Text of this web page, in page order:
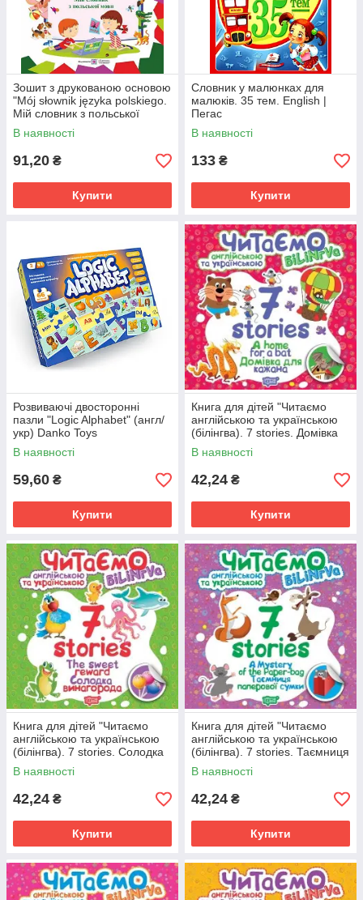
Зошит з друкованою основою
"Mój słownik języka polskiego.
Мій словник з польської
мови" (1-4 класи)
В наявності
91,20 ₴
Купити
Словник у малюнках для
малюків. 35 тем. English |
Пегас
В наявності
133 ₴
Купити
Розвиваючі двосторонні
пазли "Logic Alphabet" (англ/
укр) Danko Toys
В наявності
59,60 ₴
Купити
Книга для дітей "Читаємо
англійською та українською
(білінгва). 7 stories. Домівка
для кажана" | Торсінг
В наявності
42,24 ₴
Купити
Книга для дітей "Читаємо
англійською та українською
(білінгва). 7 stories. Солодка
винагорода" | Торсінг
В наявності
42,24 ₴
Купити
Книга для дітей "Читаємо
англійською та українською
(білінгва). 7 stories. Таємниця
паперової сумки" | Торсінг
В наявності
42,24 ₴
Купити